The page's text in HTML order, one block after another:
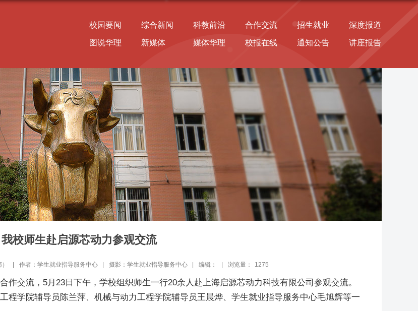
校园要闻 综合新闻 科教前沿 合作交流 招生就业 深度报道
图说华理 新媒体 媒体华理 校报在线 通知公告 讲座报告
我校师生赴启源芯动力参观交流
） | 作者：学生就业指导服务中心 | 摄影：学生就业指导服务中心 | 编辑： | 浏览量： 1275
作交流，5月23日下午，学校组织师生一行20余人赴上海启源芯动力科技有限公司参观交流。
程学院辅导员陈兰萍、机械与动力工程学院辅导员王晨烨、学生就业指导服务中心毛旭辉等一